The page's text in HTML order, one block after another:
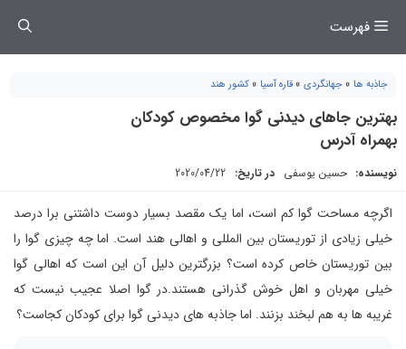
فهرست
جاذبه ها » جهانگردی » قاره آسیا » کشور هند
بهترین جاهای دیدنی گوا مخصوص کودکان
بهمراه آدرس
نویسنده: حسین یوسفی در تاریخ: 2020/04/22
اگرچه مساحت گوا کم است، اما یک مقصد بسیار دوست داشتنی برا درصد
خیلی زیادی از توریستان بین المللی و اهالی هند است. اما چه چیزی گوا را
بین توریستان خاص کرده است؟ بزرگترین دلیل آن این است که اهالی گوا
خیلی مهربان و اهل خوش گذرانی هستند.در گوا اصلا عجیب نیست که
غریبه ها به هم لبخند بزنند. اما جاذبه های دیدنی گوا برای کودکان کجاست؟